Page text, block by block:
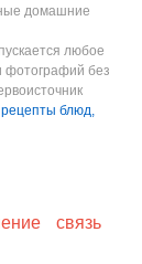
домашние
любое
фотографий без
блюд,
связь